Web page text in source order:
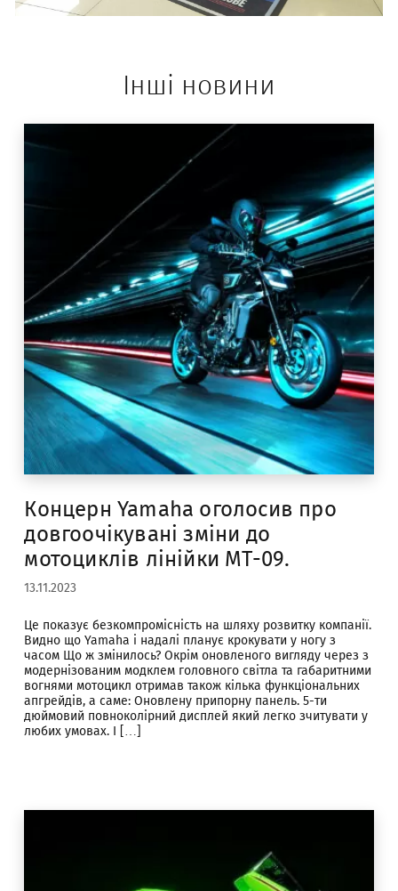
Інші новини
Концерн Yamaha оголосив про
довгоочікувані зміни до
мотоциклів лінійки МТ-09.
13.11.2023
Це показує безкомпромісність на шляху розвитку компанії.
Видно що Yamaha і надалі планує крокувати у ногу з
часом Що ж змінилось? Окрім оновленого вигляду через з
модернізованим модклем головного світла та габаритними
вогнями мотоцикл отримав також кілька функціональних
апгрейдів, а саме: Оновлену припорну панель. 5-ти
дюймовий повноколірний дисплей який легко зчитувати у
любих умовах. І […]